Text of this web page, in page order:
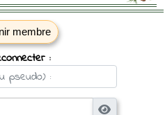
membre
: